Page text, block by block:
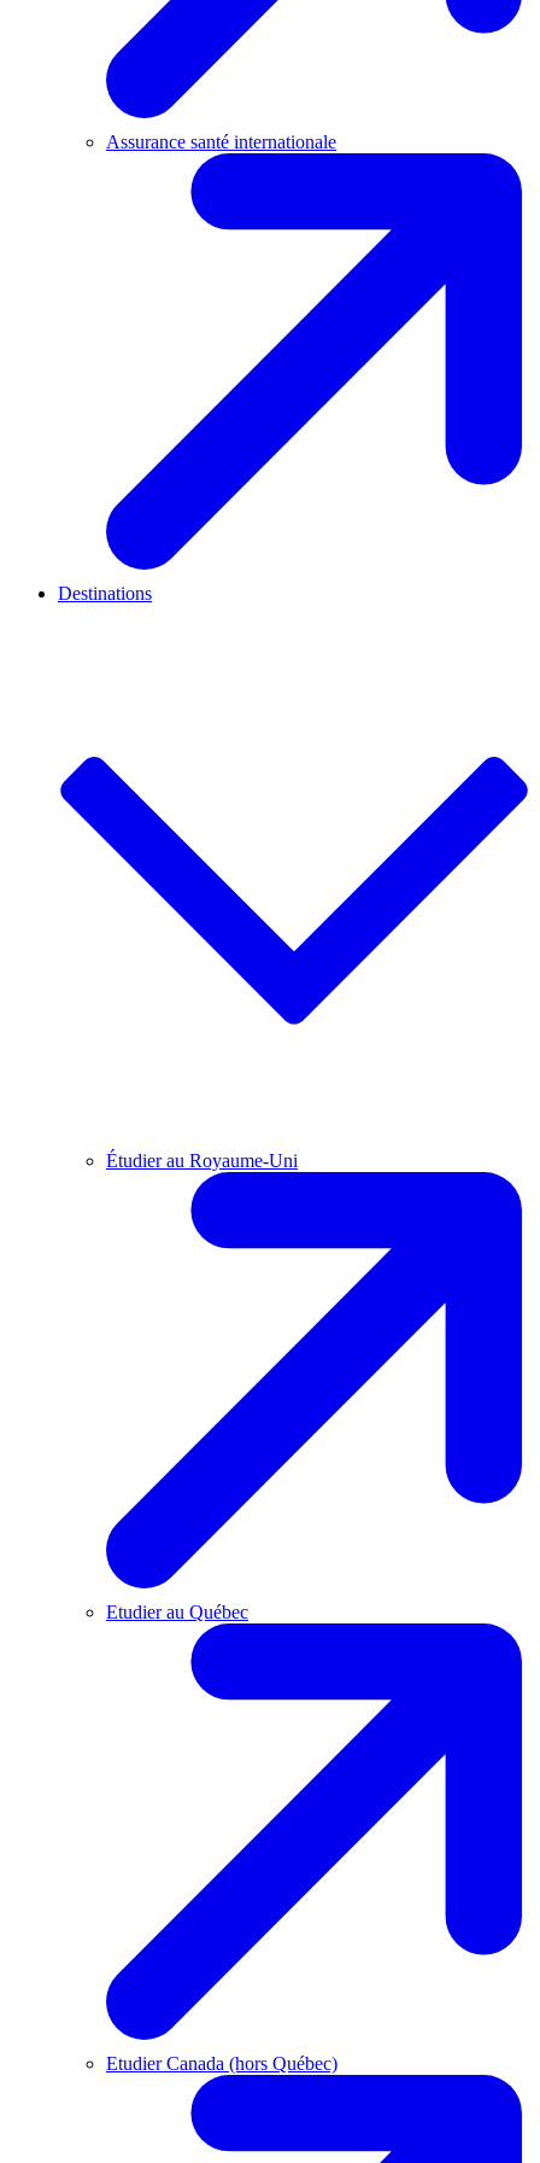
Assurance santé internationale
Destinations
Étudier au Royaume-Uni
Etudier au Québec
Etudier Canada (hors Québec)